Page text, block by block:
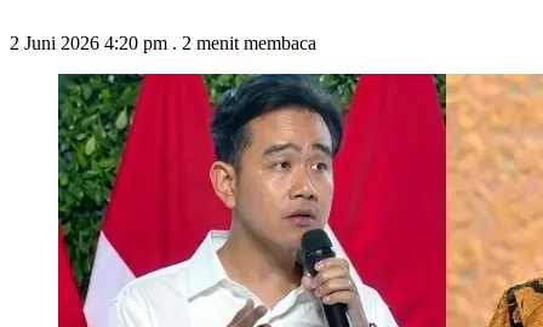
2 Juni 2026 4:20 pm . 2 menit membaca